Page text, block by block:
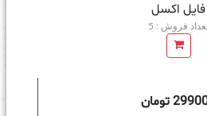
فايل اكسل
فروش : 5
تومان